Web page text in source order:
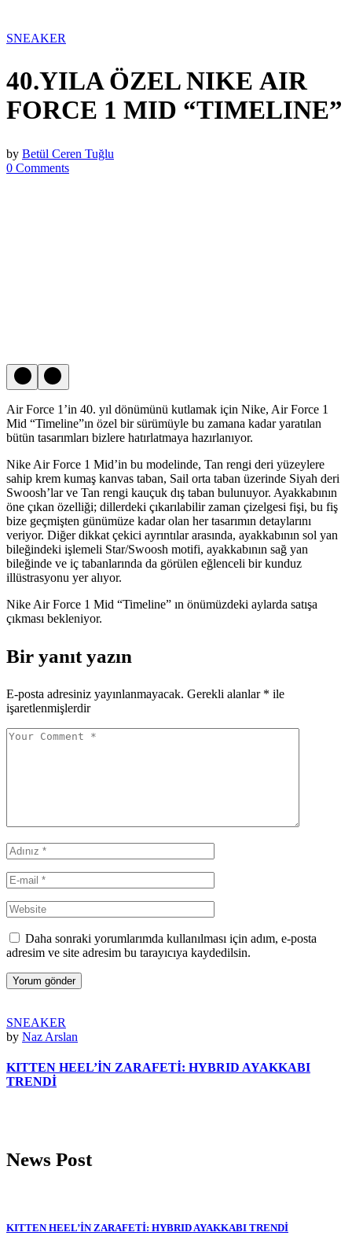
SNEAKER
40.YILA ÖZEL NIKE AIR
FORCE 1 MID “TIMELINE”
by Betül Ceren Tuğlu
0 Comments
Air Force 1’in 40. yıl dönümünü kutlamak için Nike, Air Force 1
Mid “Timeline”ın özel bir sürümüyle bu zamana kadar yaratılan
bütün tasarımları bizlere hatırlatmaya hazırlanıyor.
Nike Air Force 1 Mid’in bu modelinde, Tan rengi deri yüzeylere
sahip krem kumaş kanvas taban, Sail orta taban üzerinde Siyah deri
Swoosh’lar ve Tan rengi kauçuk dış taban bulunuyor. Ayakkabının
öne çıkan özelliği; dillerdeki çıkarılabilir zaman çizelgesi fişi, bu fiş
bize geçmişten günümüze kadar olan her tasarımın detaylarını
veriyor. Diğer dikkat çekici ayrıntılar arasında, ayakkabının sol yan
bileğindeki işlemeli Star/Swoosh motifi, ayakkabının sağ yan
bileğinde ve iç tabanlarında da görülen eğlenceli bir kunduz
illüstrasyonu yer alıyor.
Nike Air Force 1 Mid “Timeline” ın önümüzdeki aylarda satışa
çıkması bekleniyor.
Bir yanıt yazın
E-posta adresiniz yayınlanmayacak. Gerekli alanlar * ile
işaretlenmişlerdir
Daha sonraki yorumlarımda kullanılması için adım, e-posta
adresim ve site adresim bu tarayıcıya kaydedilsin.
Yorum gönder
SNEAKER
by Naz Arslan
KITTEN HEEL’İN ZARAFETİ: HYBRID AYAKKABI
TRENDİ
News Post
KITTEN HEEL’İN ZARAFETİ: HYBRID AYAKKABI TRENDİ